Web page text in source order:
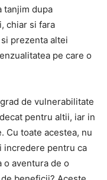
tanjim dupa
chiar si fara
prezenta altei
pe care o
de vulnerabilitate
pentru altii, iar in
Cu toate acestea, nu
incredere pentru ca
o aventura de o